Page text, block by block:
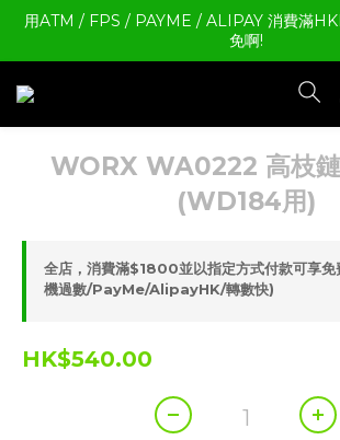
用ATM / FPS / PAYME / ALIPAY 消費滿
免啊!
WORX WA0222 高枝
(WD184用)
全店，消費滿$1800並以指定方式付款可享
機過數/PayMe/AlipayHK/轉數快)
HK$540.00